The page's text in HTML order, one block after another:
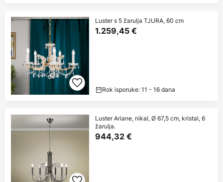
Luster s 5 žarulja TJURA, 60 cm
1.259,45 €
Rok isporuke: 11 - 16 dana
Luster Ariane, nikal, Ø 67,5 cm, kristal, 6
žarulja.
944,32 €